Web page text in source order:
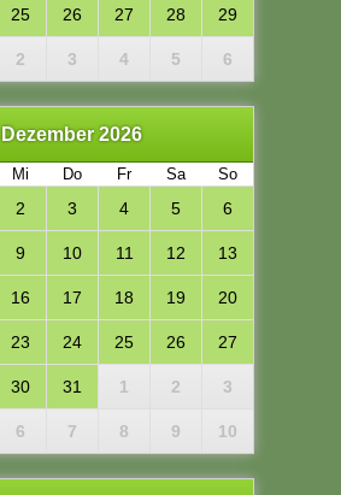
25 26 27 28 29
2 3 4 5 6
Dezember 2026
Mi Do Fr Sa So
2 3 4 5 6
9 10 11 12 13
16 17 18 19 20
23 24 25 26 27
30 31 1 2 3
6 7 8 9 10